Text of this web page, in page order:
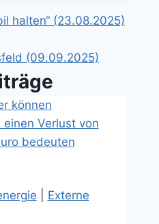
halten“ (23.08.2025)
(09.09.2025)
Externe